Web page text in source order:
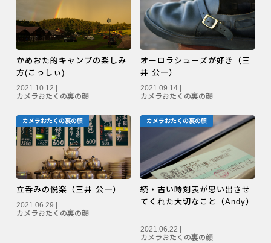
PENTAX 645Z
かめおた的キャンプの楽しみ
方(こっしぃ)
2021.10.12 |
カメラおたくの裏の顔
オーロラシューズが好き（三
井 公一）
2021.09.14 |
カメラおたくの裏の顔
カメラおたくの裏の顔
立呑みの悦楽（三井 公一）
2021.06.29 |
カメラおたくの裏の顔
カメラおたくの裏の顔
続・古い時刻表が思い出させ
てくれた大切なこと（Andy）
2021.06.22 |
カメラおたくの裏の顔